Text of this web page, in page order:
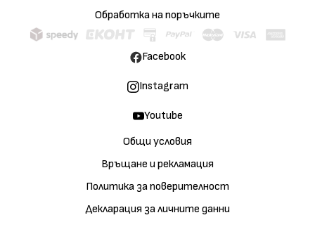
Обработка на поръчките
Общи условия
Връщане и рекламация
Политика за поверителност
Декларация за личните данни
Facebook
Instagram
Youtube